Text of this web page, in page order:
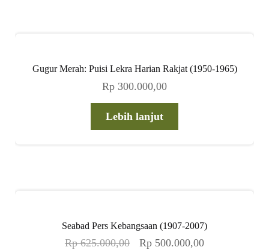
Gugur Merah: Puisi Lekra Harian Rakjat (1950-1965)
Rp 300.000,00
Lebih lanjut
Seabad Pers Kebangsaan (1907-2007)
Rp625.000,00
Harga
Rp 500.000,00Harga